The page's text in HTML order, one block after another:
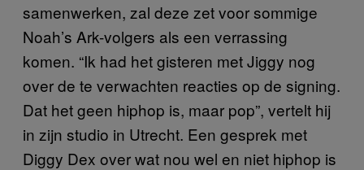
samenwerken, zal deze zet voor sommige
Noah’s Ark-volgers als een verrassing
komen. “Ik had het gisteren met Jiggy nog
over de te verwachten reacties op de signing.
Dat het geen hiphop is, maar pop”, vertelt hij
in zijn studio in Utrecht. Een gesprek met
Diggy Dex over wat nou wel en niet hiphop is